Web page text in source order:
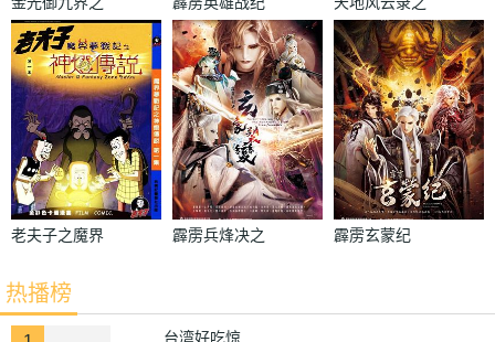
战血天道
之刜伐世界
剑影魔踪
老夫子之魔界
霹雳兵烽决之
霹雳玄蒙纪
热播榜
台湾好吃惊